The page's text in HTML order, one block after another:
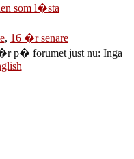
som l�sta
, 16 �r senare
p� forumet just nu: Inga